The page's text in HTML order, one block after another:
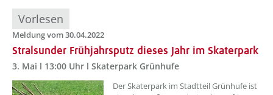
Vorlesen
Meldung vom 30.04.2022
Stralsunder Frühjahrsputz dieses Jahr im Skaterpark
3. Mai l 13:00 Uhr l Skaterpark Grünhufe
??? absaetzeOben[1]/titel ???
Der Skaterpark im Stadtteil Grünhufe ist